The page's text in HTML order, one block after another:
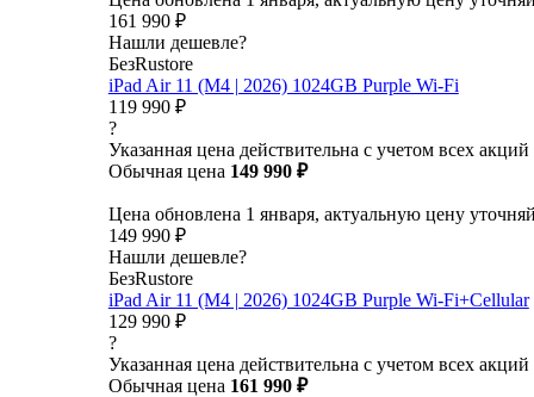
161 990 ₽
Нашли дешевле?
БезRustore
iPad Air 11 (M4 | 2026) 1024GB Purple Wi-Fi
119 990 ₽
?
Указанная цена действительна с учетом всех акций
Обычная цена 149 990 ₽
Цена обновлена 1 января, актуальную цену
149 990 ₽
Нашли дешевле?
БезRustore
iPad Air 11 (M4 | 2026) 1024GB Purple Wi-Fi+Cellular
129 990 ₽
?
Указанная цена действительна с учетом всех акций
Обычная цена 161 990 ₽